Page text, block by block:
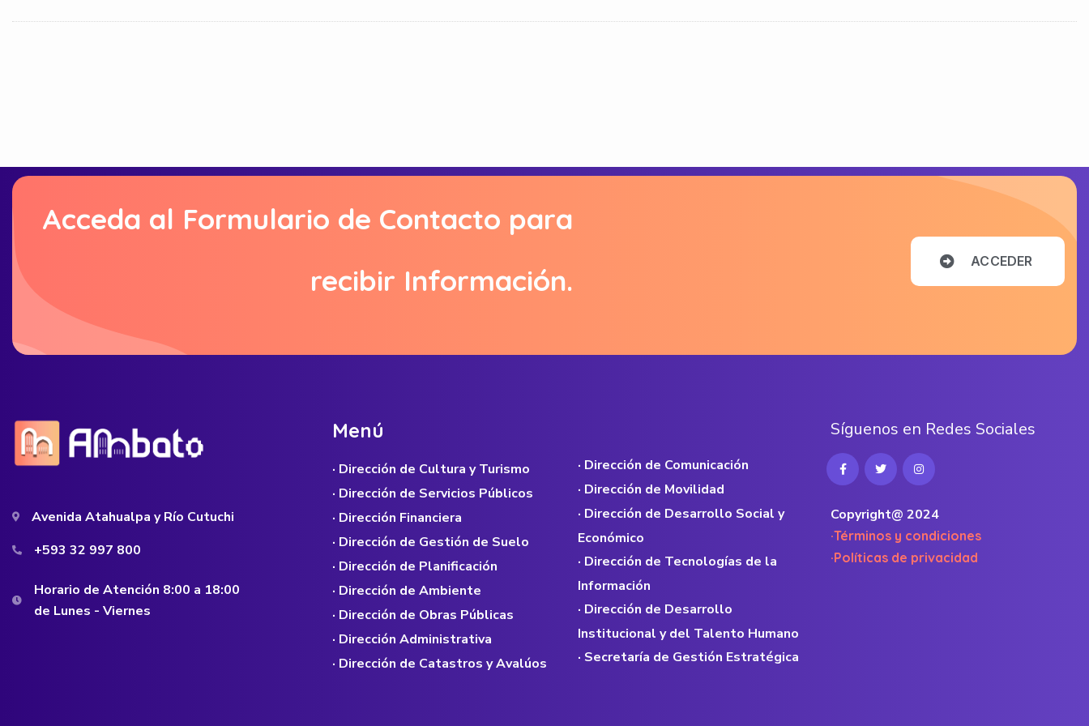
Acceda al Formulario de Contacto para
recibir Información.
ACCEDER
Avenida Atahualpa y Río Cutuchi
+593 32 997 800
Horario de Atención 8:00 a 18:00
de Lunes - Viernes
Menú
· Dirección de Cultura y Turismo
· Dirección de Servicios Públicos
· Dirección Financiera
· Dirección de Gestión de Suelo
· Dirección de Planificación
· Dirección de Ambiente
· Dirección de Obras Públicas
· Dirección Administrativa
· Dirección de Catastros y Avalúos
· Dirección de Comunicación
· Dirección de Movilidad
· Dirección de Desarrollo Social y
Económico
· Dirección de Tecnologías de la
Información
· Dirección de Desarrollo
Institucional y del Talento Humano
· Secretaría de Gestión Estratégica
Síguenos en Redes Sociales
Copyright@ 2024
·Términos y condiciones
·Políticas de privacidad